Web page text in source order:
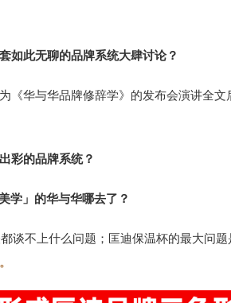
如此无聊的品牌系统大肆讨论？
《华与华品牌修辞学》的发布会演讲全文
彩的品牌系统？
学」的华与华哪去了？
谈不上什么问题；匡迪保温杯的最大问题